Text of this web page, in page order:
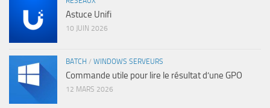
Astuce Unifi
10 JUIN 2026
BATCH / WINDOWS SERVEURS
Commande utile pour lire le résultat d’une GPO
12 MARS 2026